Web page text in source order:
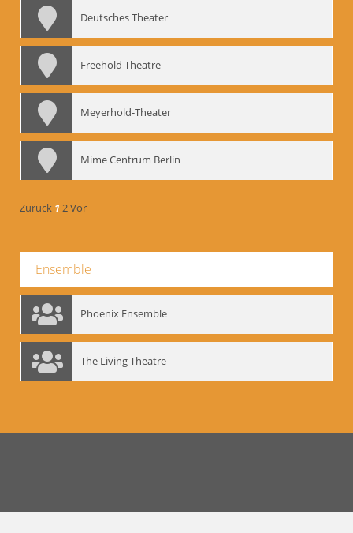
Deutsches Theater
Freehold Theatre
Meyerhold-Theater
Mime Centrum Berlin
Zurück 12Vor
Ensemble
Phoenix Ensemble
The Living Theatre